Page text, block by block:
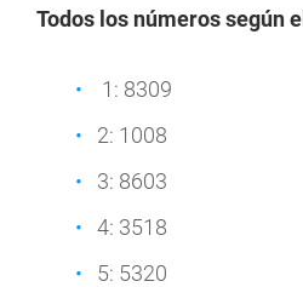
Todos los números según
1: 8309
2: 1008
3: 8603
4: 3518
5: 5320